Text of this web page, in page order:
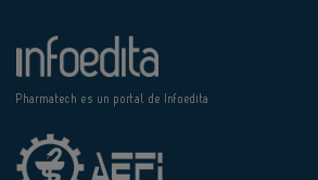
Pharmatech es un portal de Infoedita